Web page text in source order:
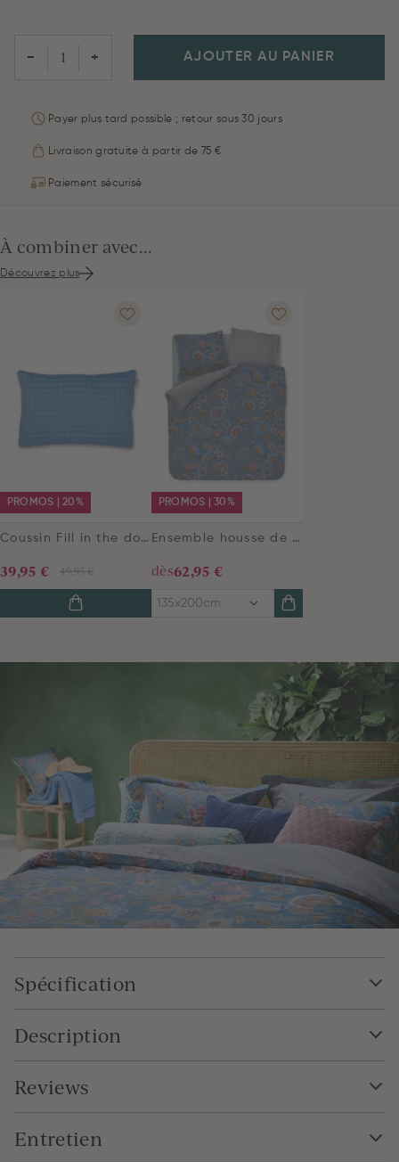
− + AJOUTER AU PANIER
Payer plus tard possible ; retour sous 30 jours
Livraison gratuite à partir de 75 €
Paiement sécurisé
À combiner avec...
Découvrez plus
PROMOS | 20%
Coussin Fill in the dots Bleu
49,95 €
39,95 €
PROMOS | 30%
Ensemble housse de couette Matata Bleu
dès62,95 €
135x200cm
Spécification
Description
Reviews
Entretien